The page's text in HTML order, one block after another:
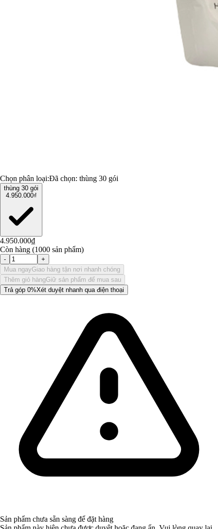
Chọn phân loại:Đã chọn: thùng 30 gói
thùng 30 gói
4.950.000₫
4.950.000₫
Còn hàng (1000 sản phẩm)
-
+
Mua ngayGiao hàng tận nơi nhanh chóng
Thêm giỏ hàngGiữ sản phẩm để mua sau
Trả góp 0%Xét duyệt nhanh qua điện thoại
Sản phẩm chưa sẵn sàng để đặt hàng